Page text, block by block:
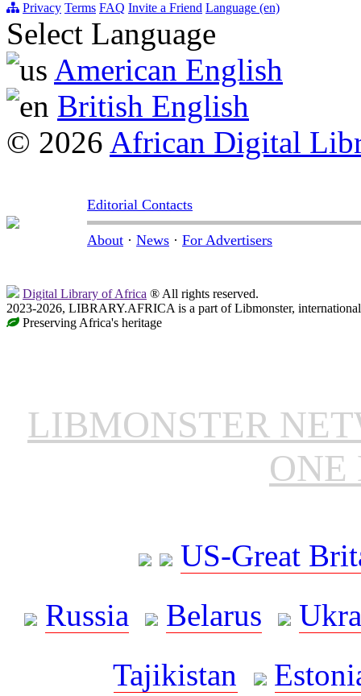
Privacy Terms FAQ Invite a Friend Language (en)
Select Language
American English
British English
© 2026 African Digital
Editorial Contacts
About · News · For Advertisers
Digital Library of Africa ® All rights reserved.
2023-2026, LIBRARY.AFRICA is a part of Libmonster,
Preserving Africa's heritage
LIBMONSTER
ONE
US-Great
Russia
Belarus
Tajikistan